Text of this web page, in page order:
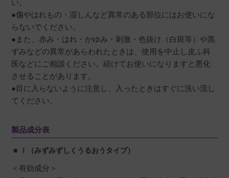
い。
●傷やはれもの・湿しんなど異常のある部位にはお使いにな
らないでください。
●また、赤み・はれ・かゆみ・刺激・色抜け（白斑等）や黒
ずみなどの異常があらわれたときは、使用を中止し皮ふ科
医などにご相談ください。続けてお使いになりますと悪化
させることがあります。
●目に入らないように注意し、入ったときはすぐに洗い流し
てください。
製品成分表
Ⅰ（みずみずしくうるおうタイプ）
＜有効成分＞